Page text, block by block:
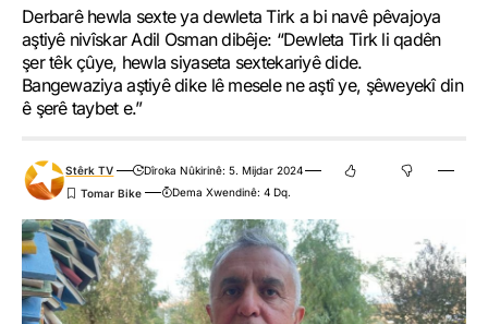
Derbarê hewla sexte ya dewleta Tirk a bi navê pêvajoya
aştiyê nivîskar Adil Osman dibêje: “Dewleta Tirk li qadên
şer têk çûye, hewla siyaseta sextekariyê dide.
Bangewaziya aştiyê dike lê mesele ne aştî ye, şêweyekî din
ê şerê taybet e.”
Stêrk TV
Dîroka Nûkirinê: 5. Mijdar 2024
Dema Xwendinê: 4 Dq.